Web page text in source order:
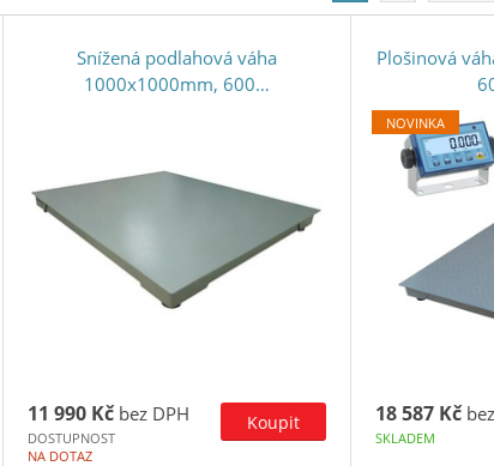
Snížená podlahová váha
1000x1000mm, 600…
11 990 Kč bez DPH
DOSTUPNOST
NA DOTAZ
Plošinová
18 587 Kč
SKLADEM
NOVINKA